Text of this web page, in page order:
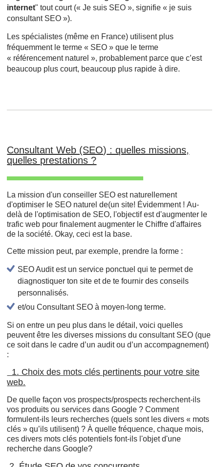
internet" tout court (« Je suis SEO », signifie « je suis
consultant SEO »).
Les spécialistes (même en France) utilisent plus
fréquemment le terme « SEO » que le terme
« référencement naturel », probablement parce que c’est
beaucoup plus court, beaucoup plus rapide à dire.
Consultant Web (SEO) : quelles missions,
quelles prestations ?
La mission d'un conseiller SEO est naturellement
d'optimiser le SEO naturel de(un site! Évidemment ! Au-
delà de l'optimisation de SEO, l'objectif est d'augmenter le
trafic web pour finalement augmenter le Chiffre d'affaires
de la société. Okay, ceci est la base.
Cette mission peut, par exemple, prendre la forme :
SEO Audit est un service ponctuel qui te permet de
diagnostiquer ton site et de te fournir des conseils
personnalisés.
et/ou Consultant SEO à moyen-long terme.
Si on entre un peu plus dans le détail, voici quelles
peuvent être les diverses missions du consultant SEO (que
ce soit dans le cadre d’un audit ou d’un accompagnement)
:
1. Choix des mots clés pertinents pour votre site
web.
De quelle façon vos prospects/prospects recherchent-ils
vos produits ou services dans Google ? Comment
formulent-ils leurs recherches (quels sont les divers « mots
clés » qu’ils utilisent) ? À quelle fréquence, chaque mois,
ces divers mots clés potentiels font-ils l'objet d'une
recherche dans Google?